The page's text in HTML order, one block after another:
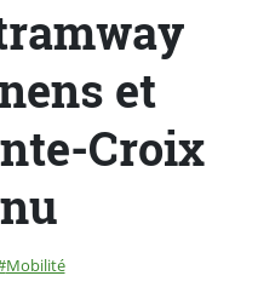
et
Croix
:
Mobilité